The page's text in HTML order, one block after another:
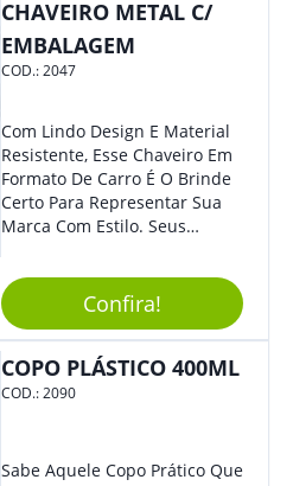
Colaboradores E Parceiros De
CHAVEIRO METAL C/
EMBALAGEM
COD.:2047
Com Lindo Design E Material
Resistente, Esse Chaveiro Em
Formato De Carro É O Brinde
Certo Para Representar Sua
Marca Com Estilo. Seus
Adorar.
Confira!
COPO PLÁSTICO 400ML
COD.:2090
Sabe Aquele Copo Prático Que